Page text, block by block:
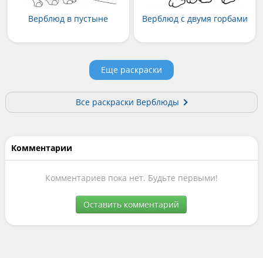
Верблюд в пустыне Верблюд с двумя горбами
Еще раскраски
Все раскраски Верблюды
Комментарии
Комментариев пока нет. Будьте первыми!
Оставить комментарий